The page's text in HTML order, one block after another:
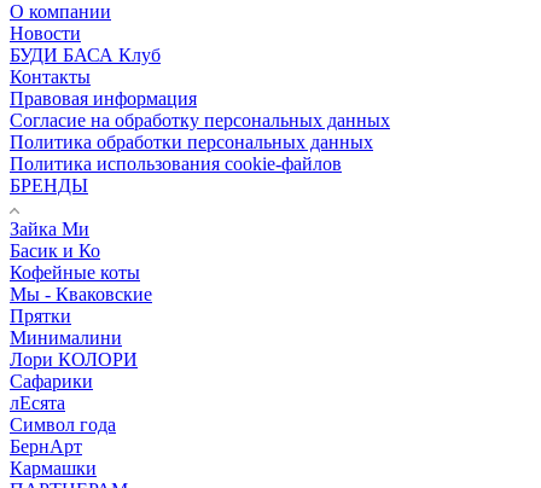
О компании
Новости
БУДИ БАСА Клуб
Контакты
Правовая информация
Согласие на обработку персональных данных
Политика обработки персональных данных
Политика использования cookie-файлов
БРЕНДЫ
Зайка Ми
Басик и Ко
Кофейные коты
Мы - Кваковские
Прятки
Минималини
Лори КОЛОРИ
Сафарики
лЕсята
Символ года
БернАрт
Кармашки